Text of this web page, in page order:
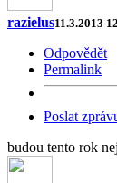
razielus11.3.2013
Odpovědět
Permalink
Poslat
budou tento rok